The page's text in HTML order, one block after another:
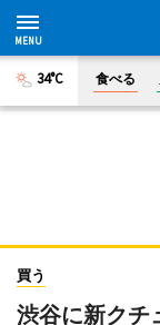
34°C 食べる
買う
渋谷に新クチ